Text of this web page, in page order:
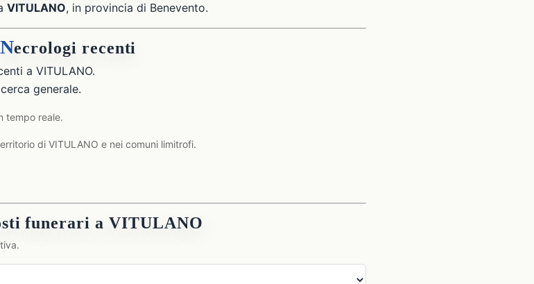
VITULANO, in provincia di Benevento.
Necrologi recenti
a VITULANO.
generale.
tempo reale.
di VITULANO e nei comuni limitrofi.
funerari a VITULANO